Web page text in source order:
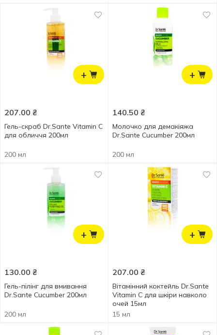
+
207.00 ₴
Гель-скраб Dr.Sante Vitamin C
для обличчя 200мл
200 мл
+
140.50 ₴
Молочко для демакіяжа
Dr.Sante Cucumber 200мл
200 мл
+
130.00 ₴
Гель-пілінг для вмивання
Dr.Sante Cucumber 200мл
200 мл
+
207.00 ₴
Вітамінний коктейль Dr.Sante
Vitamin C для шкіри навколо
очей 15мл
15 мл